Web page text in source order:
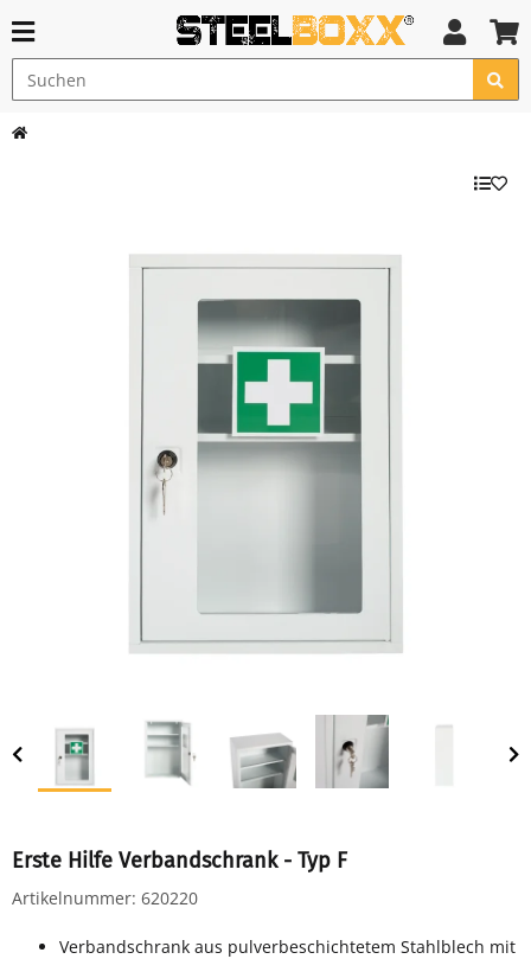
Erste Hilfe Verbandschrank - Typ F
Artikelnummer: 620220
Verbandschrank aus pulverbeschichtetem Stahlblech mit